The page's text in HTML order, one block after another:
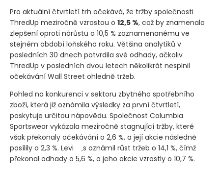
Pro aktuální čtvrtletí trh očekává, že tržby společnosti
ThredUp meziročně vzrostou o 12,5 %, což by znamenalo
zlepšení oproti nárůstu o 10,5 % zaznamenanému ve
stejném období loňského roku. Většina analytiků v
posledních 30 dnech potvrdila své odhady, ačkoliv
ThredUp v posledních dvou letech několikrát nesplnil
očekávání Wall Street ohledně tržeb.
Pohled na konkurenci v sektoru zbytného spotřebního
zboží, která již oznámila výsledky za první čtvrtletí,
poskytuje určitou nápovědu. Společnost Columbia
Sportswear vykázala meziročně stagnující tržby, které
však překonaly očekávání o 2,6 %, a její akcie následně
posílily o 2,3 %. Levi
‚s oznámil růst tržeb o 14,1 %, čímž
překonal odhady o 5,6 %, a jeho akcie vzrostly o 10,7 %.